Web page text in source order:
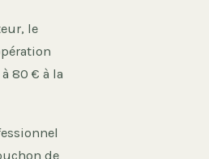
le
80 € à la
de